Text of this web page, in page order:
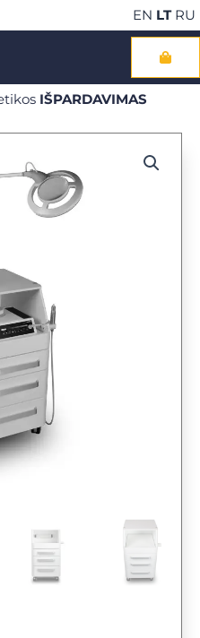
EN LT RU
Cart
kosmetiką už €100
IŠPARDAVIMAS